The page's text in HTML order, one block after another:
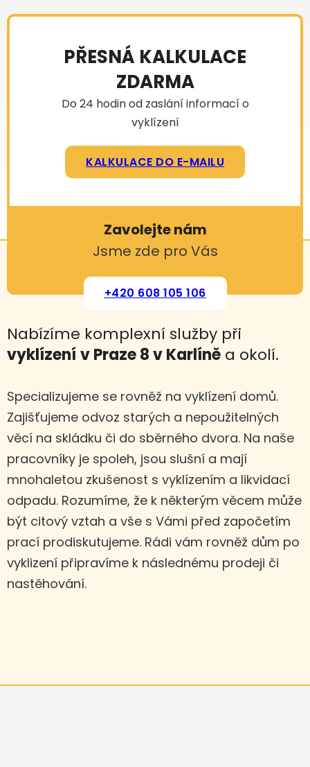
PŘESNÁ KALKULACE
ZDARMA
Do 24 hodin od zaslání informací o
vyklízení
KALKULACE DO E-MAILU
Zavolejte nám
Jsme zde pro Vás
+420 608 105 106
Nabízíme komplexní služby při
vyklízení v Praze 8 v Karlíně a okolí.
Specializujeme se rovněž na vyklízení domů.
Zajišťujeme odvoz starých a nepoužitelných
věcí na skládku či do sběrného dvora. Na naše
pracovníky je spoleh, jsou slušní a mají
mnohaletou zkušenost s vyklízením a likvidací
odpadu. Rozumíme, že k některým věcem může
být citový vztah a vše s Vámi před započetím
prací prodiskutujeme. Rádi vám rovněž dům po
vyklizení připravíme k následnému prodeji či
nastěhování.